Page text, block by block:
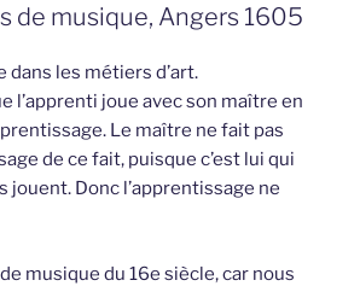
de musique, Angers 1605
dans les métiers d’art.
l’apprenti joue avec son maître en
Le maître ne fait pas
de ce fait, puisque c’est lui qui
jouent. Donc l’apprentissage ne
musique du 16e siècle, car nous